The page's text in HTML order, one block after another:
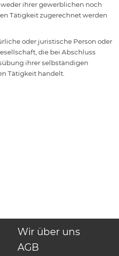
ihrer gewerblichen noch
Tätigkeit zugerechnet werden
oder juristische Person oder
die bei Abschluss
ihrer selbständigen
Tätigkeit handelt.
Wir über uns
AGB